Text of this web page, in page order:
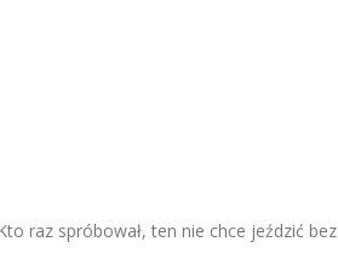
raz spróbował, ten nie chce jeździć bez